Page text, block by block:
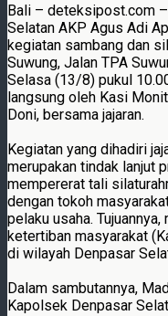
Bali – deteksipost.com
Selatan AKP Agus Adi
kegiatan sambang dan
Suwung, Jalan TPA
Selasa (13/8) pukul
langsung oleh Kasi
Doni, bersama jajaran.
Kegiatan yang dihadiri
merupakan tindak lanjut
mempererat tali
dengan tokoh
pelaku usaha.
ketertiban masyarakat
di wilayah Denpasar
Dalam sambutannya,
Kapolsek Denpasar